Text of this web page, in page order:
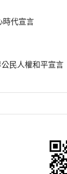
時代宣言
民人權和平宣言